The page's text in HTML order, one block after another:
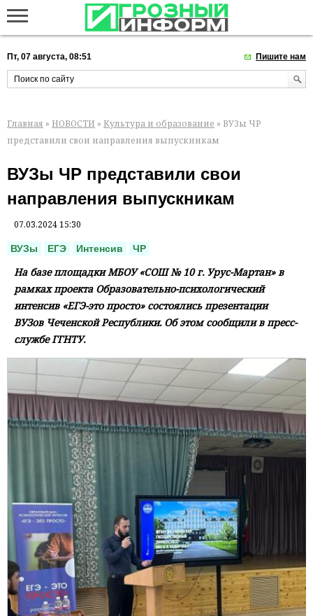
Пт, 07 августа, 08:51 Пишите нам
Главная » НОВОСТИ » Культура и образование » ВУЗы ЧР
представили свои направления выпускникам
ВУЗы ЧР представили свои
направления выпускникам
07.03.2024 15:30
ВУЗы ЕГЭ Интенсив ЧР
На базе площадки МБОУ «СОШ № 10 г. Урус-Мартан» в
рамках проекта Образовательно-психологический
интенсив «ЕГЭ-это просто» состоялись презентации
ВУЗов Чеченской Республики. Об этом сообщили в пресс-
службе ГГНТУ.